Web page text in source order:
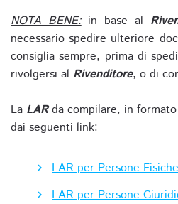
NOTA BENE:in base al
necessario spedire ulteriore
consiglia sempre, prima di
rivolgersi al Rivenditore, o di
La LARda compilare, in
dai seguenti link:
LAR per Persone Fisiche
LAR per Persone